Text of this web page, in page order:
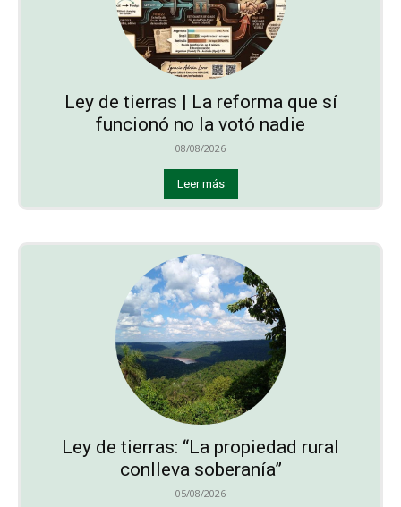
Ley de tierras | La reforma que sí
funcionó no la votó nadie
08/08/2026
Leer más
Ley de tierras: “La propiedad rural
conlleva soberanía”
05/08/2026